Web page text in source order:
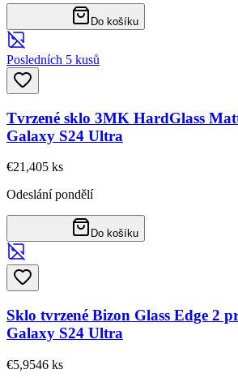
Do košíku
Posledních 5 kusů
Tvrzené sklo 3MK HardGlass
Galaxy S24 Ultra
€21,405 ks
Odeslání pondělí
Do košíku
Sklo tvrzené Bizon Glass Edge 2
Galaxy S24 Ultra
€5,9546 ks